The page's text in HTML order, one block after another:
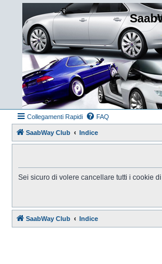
Collegamenti Rapidi FAQ
SaabWay Club Indice
Sei sicuro di volere cancellare tutti i cookie
SaabWay Club Indice